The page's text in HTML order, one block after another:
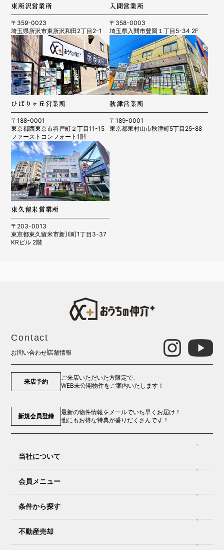
東所沢営業所
〒359-0023
埼玉県所沢市東所沢和田2丁目2-1
入間営業所
〒358-0003
埼玉県入間市豊岡１丁目5-34 2F
ひばりヶ丘営業所
〒188-0001
東京都西東京市谷戸町２丁目11-15
ファーストコンフォート1階
秋津営業所
〒189-0001
東京都東村山市秋津町5丁目25-88
東久留米営業所
〒203-0013
東京都東久留米市新川町1丁目3-37
KRビル 2階
Contact
お問い合わせ 店舗情報
来店予約
ご来店いただいた方限定で、
WEB未公開物件をご案内いたします！
新規会員登録
最新の物件情報をメールでいち早くお届け！
他にもお得な特典が盛りだくさんです！
当社について
会員メニュー
条件から探す
不動産売却